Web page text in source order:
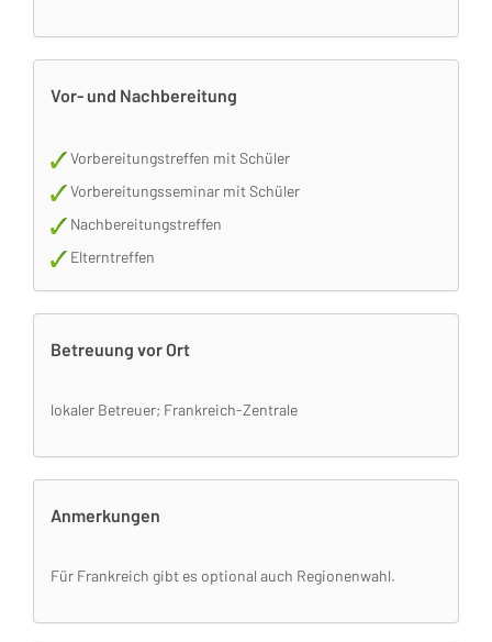
Vor- und Nachbereitung
Vorbereitungstreffen mit Schüler
Vorbereitungsseminar mit Schüler
Nachbereitungstreffen
Elterntreffen
Betreuung vor Ort
lokaler Betreuer; Frankreich-Zentrale
Anmerkungen
Für Frankreich gibt es optional auch Regionenwahl.